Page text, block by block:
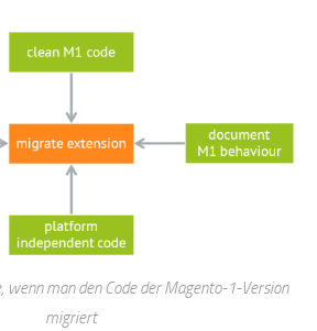
wenn man den Code der Magento-1-Version
migriert